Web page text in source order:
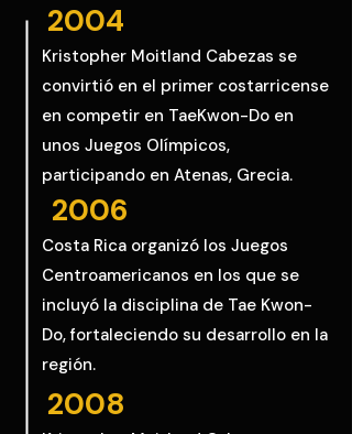
2004
Kristopher Moitland Cabezas se
convirtió en el primer costarricense
en competir en TaeKwon-Do en
unos Juegos Olímpicos,
participando en Atenas, Grecia.
2006
Costa Rica organizó los Juegos
Centroamericanos en los que se
incluyó la disciplina de Tae Kwon-
Do, fortaleciendo su desarrollo en la
región.
2008